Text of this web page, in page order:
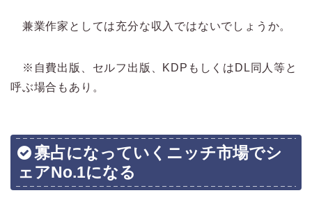
兼業作家としては充分な収入ではないでしょうか。
※自費出版、セルフ出版、KDPもしくはDL同人等と
呼ぶ場合もあり。
寡占になっていくニッチ市場でシ
ェアNo.1になる